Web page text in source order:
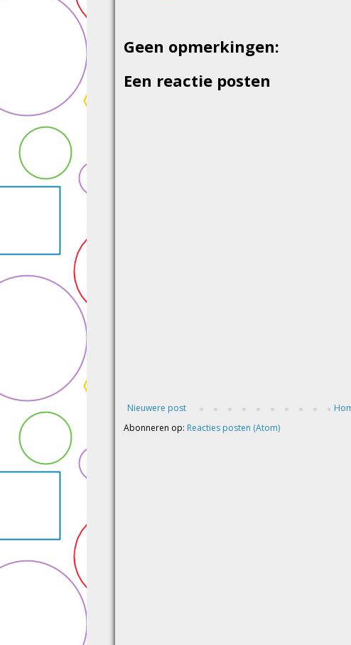
Geen opmerkingen:
Een reactie posten
Nieuwere post
Abonneren op: Reacties posten (Atom)